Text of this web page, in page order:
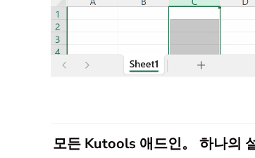
모든 Kutools 애드인。 하나의